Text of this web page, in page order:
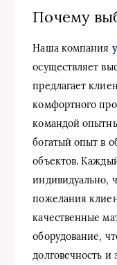
Почему
Наша компания
осуществляет
предлагает
комфортного
командой
богатый опыт в
объектов.
индивидуально,
пожелания
качественные
оборудование,
долговечность